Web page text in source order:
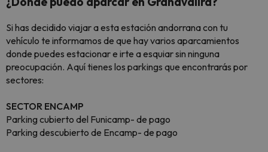
Si has decidido viajar a esta estación andorrana con tu
vehículo te informamos de que hay varios aparcamientos
donde puedes estacionar e irte a esquiar sin ninguna
preocupación. Aquí tienes los parkings que encontrarás por
sectores:
SECTOR ENCAMP
Parking cubierto del Funicamp- de pago
Parking descubierto de Encamp- de pago